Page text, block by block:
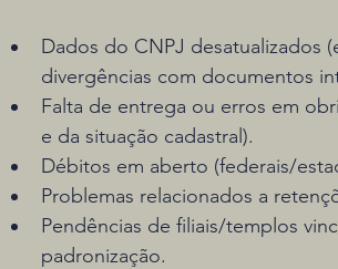
Dados do CNPJ desatualizados
divergências com documentos
Falta de entrega ou erros em
e da situação cadastral).
Débitos em aberto (federais/
Problemas relacionados a
Pendências de filiais/templos
padronização.